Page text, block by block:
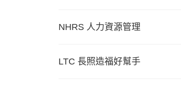
NHRS 人力資源管理
LTC 長照造福好幫手